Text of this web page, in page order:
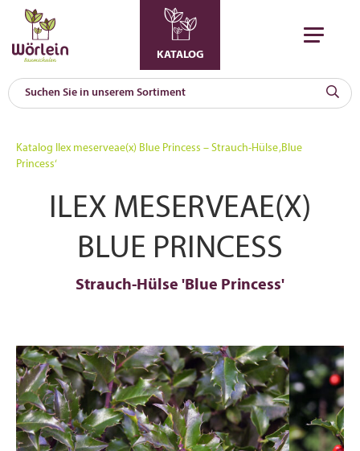
KATALOG
Katalog Ilex meserveae(x) Blue Princess – Strauch-Hülse ‚Blue
Princess‘
ILEX MESERVEAE(X)
BLUE PRINCESS
Strauch-Hülse 'Blue Princess'